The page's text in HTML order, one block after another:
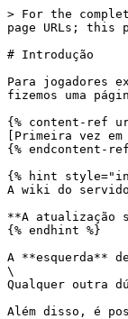
> For the
page URLs; this
# Introdução
Para jogadores
fizemos uma
{% content-ref
[Primeira vez
{% endcontent-
{% hint
A wiki do
**A atualização
{% endhint %}
A **esquerda**
\
Qualquer outra
Além disso, é